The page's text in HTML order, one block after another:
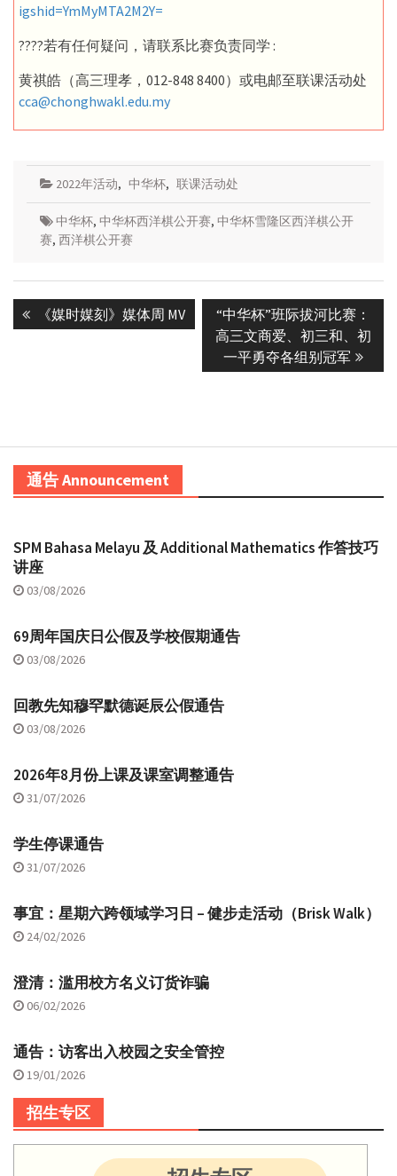
igshid=YmMyMTA2M2Y=
????若有任何疑问，请联系比赛负责同学 :
黄祺皓（高三理孝，012-848 8400）或电邮至联课活动处
cca@chonghwakl.edu.my
2022年活动, 中华杯, 联课活动处
中华杯, 中华杯西洋棋公开赛, 中华杯雪隆区西洋棋公开
赛, 西洋棋公开赛
navigation
Previous
post:
《媒时媒刻》媒体周 MV
Next
post:
“中华杯”班际拔河比赛：
高三文商爱、初三和、初
一平勇夺各组别冠军
通告 Announcement
SPM Bahasa Melayu 及 Additional Mathematics 作答技巧
讲座
03/08/2026
69周年国庆日公假及学校假期通告
03/08/2026
回教先知穆罕默德诞辰公假通告
03/08/2026
2026年8月份上课及课室调整通告
31/07/2026
学生停课通告
31/07/2026
事宜：星期六跨领域学习日 – 健步走活动（Brisk Walk）
24/02/2026
澄清：滥用校方名义订货诈骗
06/02/2026
通告：访客出入校园之安全管控
19/01/2026
招生专区